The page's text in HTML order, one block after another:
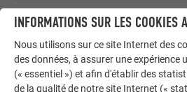
Lorsque vous arrivez à la section
réservation, veuillez entrer le code
Code promo », le montant du bon
déduit du montant total par le
Qu'est-ce qui est inclus dans les frais de
¬Repas : boissons non alcoolisées,
bienvenue le premier jour, lunch
INFORMATIONS SUR LES COOKIES
Nous utilisons sur ce site Internet des
des données, à assurer une expérience
(« essentiel ») et afin d'établir des
de la qualité de notre site Internet («